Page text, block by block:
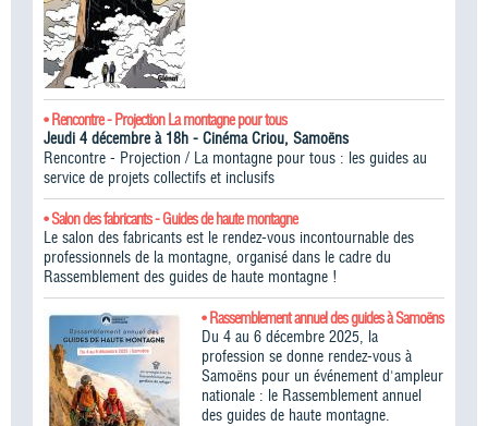
• Rencontre - Projection La montagne pour tous
Jeudi 4 décembre à 18h - Cinéma Criou, Samoëns
Rencontre - Projection / La montagne pour tous : les guides au
service de projets collectifs et inclusifs
• Salon des fabricants - Guides de haute montagne
Le salon des fabricants est le rendez-vous incontournable des
professionnels de la montagne, organisé dans le cadre du
Rassemblement des guides de haute montagne !​
• Rassemblement annuel des guides à Samoëns
Du 4 au 6 décembre 2025, la
profession se donne rendez-vous à
Samoëns pour un événement d'ampleur
nationale : le Rassemblement annuel
des guides de haute montagne.